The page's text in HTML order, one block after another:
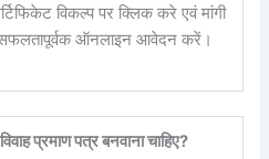
विकल्प पर क्लिक करे एवं मांगी
ऑनलाइन आवेदन करें।
प्रमाण पत्र बनवाना चाहिए?